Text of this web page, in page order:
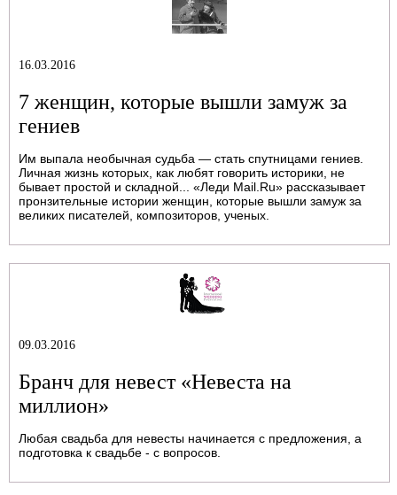
16.03.2016
7 женщин, которые вышли замуж за
гениев
Им выпала необычная судьба — стать спутницами гениев.
Личная жизнь которых, как любят говорить историки, не
бывает простой и складной... «Леди Mail.Ru» рассказывает
пронзительные истории женщин, которые вышли замуж за
великих писателей, композиторов, ученых.
09.03.2016
Бранч для невест «Невеста на
миллион»
Любая свадьба для невесты начинается с предложения, а
подготовка к свадьбе - с вопросов.